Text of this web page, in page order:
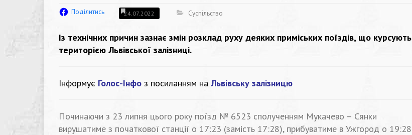
Поділитись 24.07.2022 Суспільство
Із технічних причин зазнає змін розклад руху деяких приміських поїздів, що курсують
територією Львівської залізниці.
Інформує Голос-Інфо з посиланням на Львівську залізницю
Починаючи з 23 липня цього року поїзд № 6523 сполученням Мукачево – Сянки
вирушатиме з початкової станції о 17:23 (замість 17:28), прибуватиме в Ужгород о 19:28